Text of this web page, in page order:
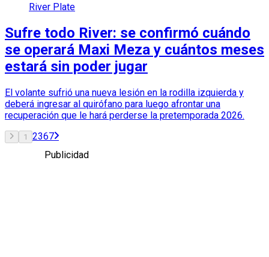
River Plate
Sufre todo River: se confirmó cuándo
se operará Maxi Meza y cuántos meses
estará sin poder jugar
El volante sufrió una nueva lesión en la rodilla izquierda y
deberá ingresar al quirófano para luego afrontar una
recuperación que le hará perderse la pretemporada 2026.
1 2367
Publicidad